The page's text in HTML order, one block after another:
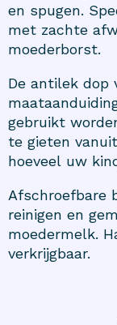
en spugen.
met zachte
moederborst.
De antilek dop
gebruikt
te gieten
hoeveel uw
Afschroefbare
reinigen en
moedermelk.
verkrijgbaar.